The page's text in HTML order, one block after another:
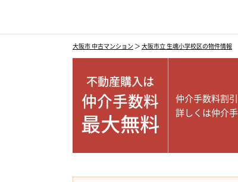
大阪市 中古マンション ＞ 大阪市立 生魂小学校区の物件情報
不動産購入は
仲介手数料
最大無料
仲介手数料割
詳しくは仲介